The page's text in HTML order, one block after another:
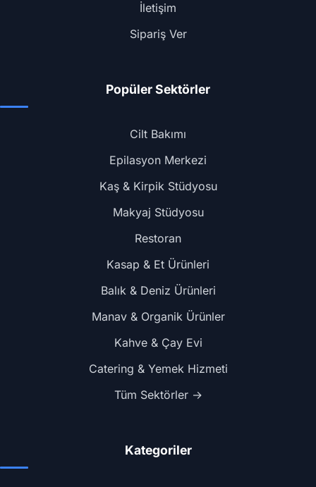
İletişim
Sipariş Ver
Popüler Sektörler
Cilt Bakımı
Epilasyon Merkezi
Kaş & Kirpik Stüdyosu
Makyaj Stüdyosu
Restoran
Kasap & Et Ürünleri
Balık & Deniz Ürünleri
Manav & Organik Ürünler
Kahve & Çay Evi
Catering & Yemek Hizmeti
Tüm Sektörler →
Kategoriler